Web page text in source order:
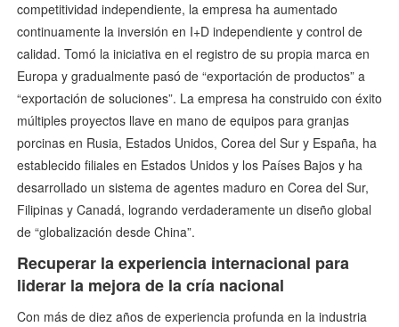
competitividad independiente, la empresa ha aumentado
continuamente la inversión en I+D independiente y control de
calidad. Tomó la iniciativa en el registro de su propia marca en
Europa y gradualmente pasó de “exportación de productos” a
“exportación de soluciones”. La empresa ha construido con éxito
múltiples proyectos llave en mano de equipos para granjas
porcinas en Rusia, Estados Unidos, Corea del Sur y España, ha
establecido filiales en Estados Unidos y los Países Bajos y ha
desarrollado un sistema de agentes maduro en Corea del Sur,
Filipinas y Canadá, logrando verdaderamente un diseño global
de “globalización desde China”.
Recuperar la experiencia internacional para
liderar la mejora de la cría nacional
Con más de diez años de experiencia profunda en la industria